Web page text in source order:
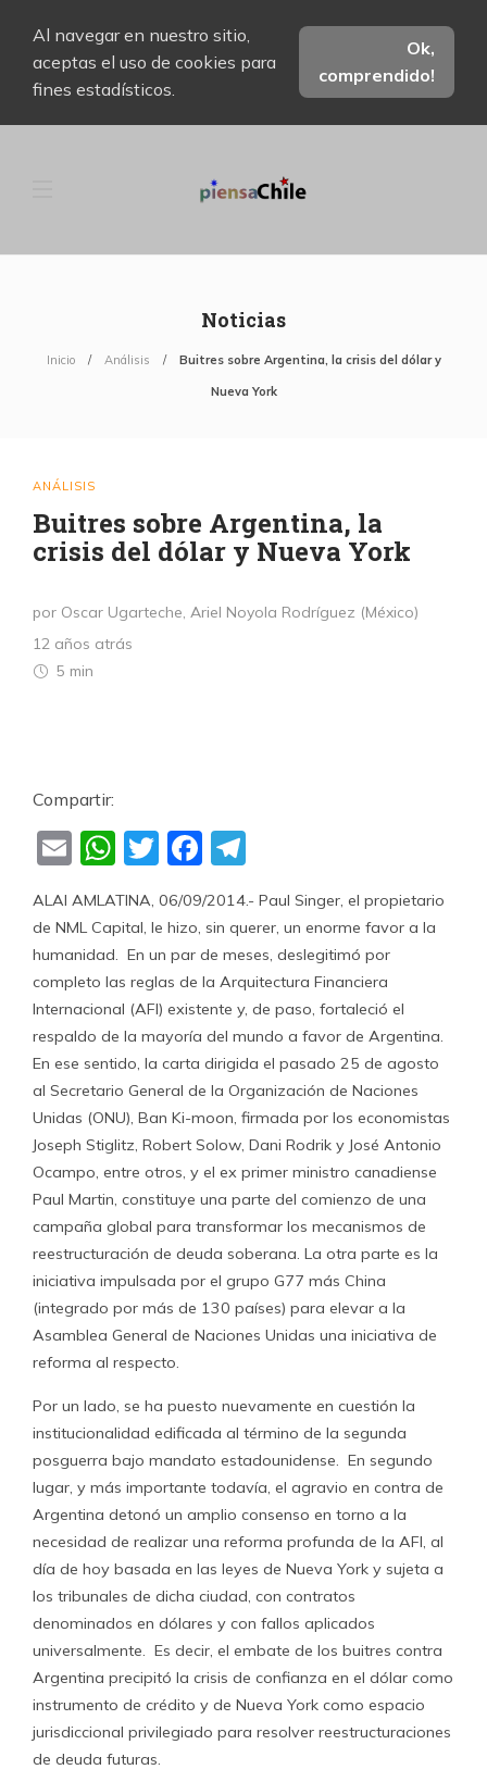
Al navegar en nuestro sitio,
aceptas el uso de cookies para
fines estadísticos.
Ok,
comprendido!
Noticias
Inicio Análisis Buitres sobre Argentina, la crisis del dólar y
Nueva York
ANÁLISIS
Buitres sobre Argentina, la
crisis del dólar y Nueva York
por Oscar Ugarteche, Ariel Noyola Rodríguez (México)
12 años atrás
5 min
Compartir:
EmailWhatsApp
TwitterFacebook
ALAI AMLATINA, 06/09/2014.- Paul Singer, el propietario
de NML Capital, le hizo, sin querer, un enorme favor a la
humanidad. En un par de meses, deslegitimó por
completo las reglas de la Arquitectura Financiera
Internacional (AFI) existente y, de paso, fortaleció el
respaldo de la mayoría del mundo a favor de Argentina.
En ese sentido, la carta dirigida el pasado 25 de agosto
al Secretario General de la Organización de Naciones
Unidas (ONU), Ban Ki-moon, firmada por los economistas
Joseph Stiglitz, Robert Solow, Dani Rodrik y José Antonio
Ocampo, entre otros, y el ex primer ministro canadiense
Paul Martin, constituye una parte del comienzo de una
campaña global para transformar los mecanismos de
reestructuración de deuda soberana. La otra parte es la
iniciativa impulsada por el grupo G77 más China
(integrado por más de 130 países) para elevar a la
Asamblea General de Naciones Unidas una iniciativa de
reforma al respecto.
Por un lado, se ha puesto nuevamente en cuestión la
institucionalidad edificada al término de la segunda
posguerra bajo mandato estadounidense. En segundo
lugar, y más importante todavía, el agravio en contra de
Argentina detonó un amplio consenso en torno a la
necesidad de realizar una reforma profunda de la AFI, al
día de hoy basada en las leyes de Nueva York y sujeta a
los tribunales de dicha ciudad, con contratos
denominados en dólares y con fallos aplicados
universalmente. Es decir, el embate de los buitres contra
Argentina precipitó la crisis de confianza en el dólar como
instrumento de crédito y de Nueva York como espacio
jurisdiccional privilegiado para resolver reestructuraciones
de deuda futuras.